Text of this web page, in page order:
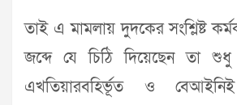
তাই এ মামলায় দুদকের সংশ্লিষ্ট
জব্দে যে চিঠি দিয়েছেন তা শুধু
এখতিয়ারবহির্ভূত ও